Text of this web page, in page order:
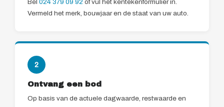
Bel 024 379 09 92 of vul het kentekenformulier in.
Vermeld het merk, bouwjaar en de staat van uw auto.
2
Ontvang een bod
Op basis van de actuele dagwaarde, restwaarde en